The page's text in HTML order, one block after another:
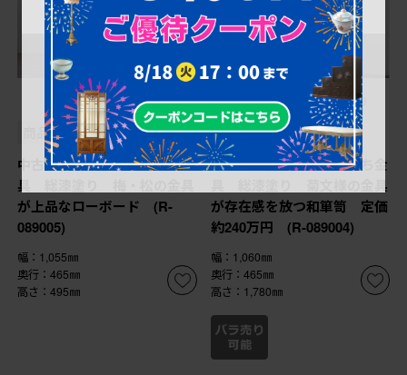
¥238,700 (税込)
商品番号 R-089005
中古 岩谷堂箪笥 手打ち金
具 総漆塗り 梅・松の金具
が上品なローボード (R-
089005)
幅：1,055㎜
奥行：465㎜
高さ：495㎜
¥678,700 (税込)
商品番号 R-089004
中古 岩谷堂箪笥 手打ち金
具 総漆塗り 菊文様の金具
が存在感を放つ和箪笥 定価
約240万円 (R-089004)
幅：1,060㎜
奥行：465㎜
高さ：1,780㎜